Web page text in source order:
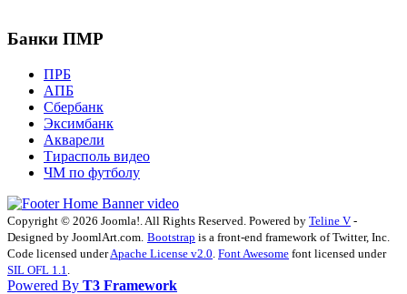
Банки ПМР
ПРБ
АПБ
Сбербанк
Эксимбанк
Акварели
Тирасполь видео
ЧМ по футболу
Copyright © 2026 Joomla!. All Rights Reserved. Powered by Teline V -
Designed by JoomlArt.com. Bootstrap is a front-end framework of Twitter, Inc.
Code licensed underApache License v2.0 Font Awesome font licensed under
SIL OFL 1.1
Powered By T3 Framework